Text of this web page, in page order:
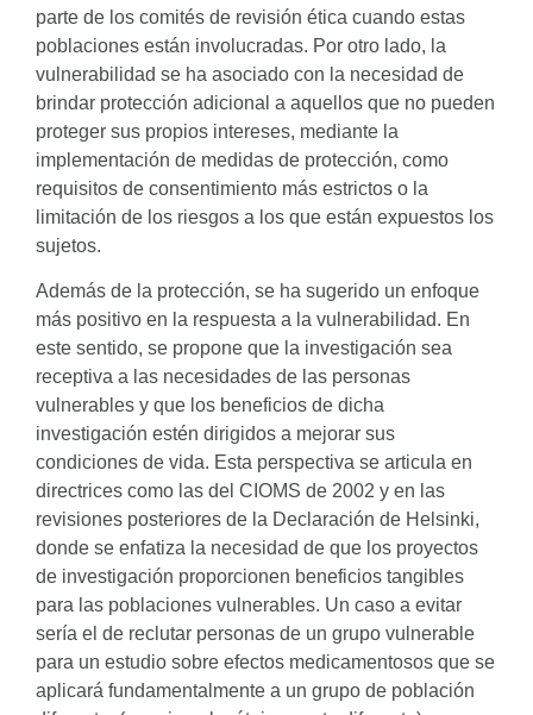
parte de los comités de revisión ética cuando estas
poblaciones están involucradas. Por otro lado, la
vulnerabilidad se ha asociado con la necesidad de
brindar protección adicional a aquellos que no pueden
proteger sus propios intereses, mediante la
implementación de medidas de protección, como
requisitos de consentimiento más estrictos o la
limitación de los riesgos a los que están expuestos los
sujetos.
Además de la protección, se ha sugerido un enfoque
más positivo en la respuesta a la vulnerabilidad. En
este sentido, se propone que la investigación sea
receptiva a las necesidades de las personas
vulnerables y que los beneficios de dicha
investigación estén dirigidos a mejorar sus
condiciones de vida. Esta perspectiva se articula en
directrices como las del CIOMS de 2002 y en las
revisiones posteriores de la Declaración de Helsinki,
donde se enfatiza la necesidad de que los proyectos
de investigación proporcionen beneficios tangibles
para las poblaciones vulnerables. Un caso a evitar
sería el de reclutar personas de un grupo vulnerable
para un estudio sobre efectos medicamentosos que se
aplicará fundamentalmente a un grupo de población